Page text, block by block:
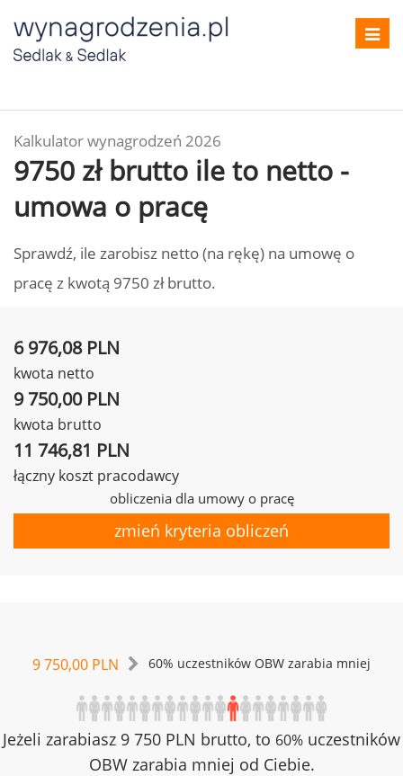
Kalkulator wynagrodzeń 2026
9750 zł brutto ile to netto -
umowa o pracę
Sprawdź, ile zarobisz netto (na rękę) na umowę o
pracę z kwotą 9750 zł brutto.
6 976,08 PLN
kwota netto
9 750,00 PLN
kwota brutto
11 746,81 PLN
łączny koszt pracodawcy
obliczenia dla umowy o pracę
zmień kryteria obliczeń
9 750,00 PLN 60% uczestników OBW zarabia mniej
Jeżeli zarabiasz 9 750 PLN brutto, to 60% uczestników
OBW zarabia mniej od Ciebie.